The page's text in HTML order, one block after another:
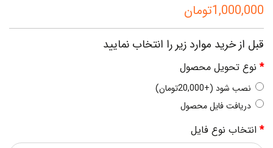
1,000,000تومان
قبل از خرید موارد زیر را انتخاب نمایید
نوع تحویل محصول
نصب شود (+20,000تومان)
دریافت فایل محصول
انتخاب نوع فایل